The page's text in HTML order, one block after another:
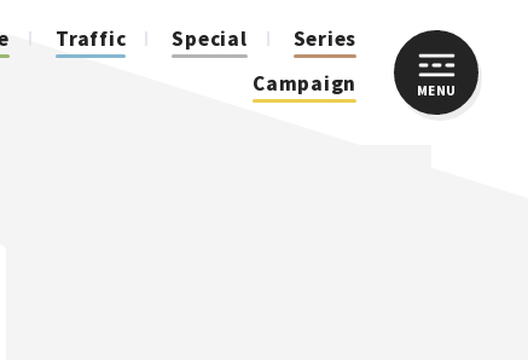
Traffic Special
Series
Campaign
MENUCLOSE